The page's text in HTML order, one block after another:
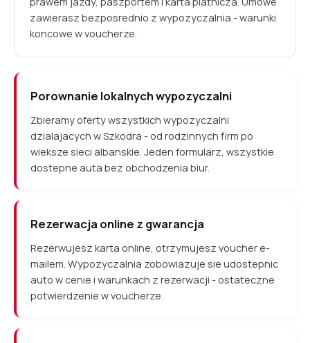
zawierasz bezposrednio z wypozyczalnia - warunki
koncowe w voucherze.
Porownanie lokalnych wypozyczalni
Zbieramy oferty wszystkich wypozyczalni
dzialajacych w Szkodra - od rodzinnych firm po
wieksze sieci albanskie. Jeden formularz, wszystkie
dostepne auta bez obchodzenia biur.
Rezerwacja online z gwarancja
Rezerwujesz karta online, otrzymujesz voucher e-
mailem. Wypozyczalnia zobowiazuje sie udostepnic
auto w cenie i warunkach z rezerwacji - ostateczne
potwierdzenie w voucherze.